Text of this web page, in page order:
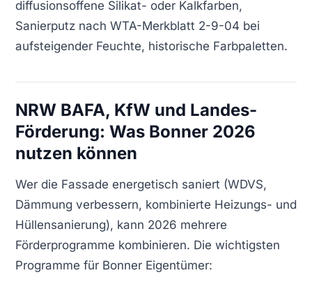
diffusionsoffene Silikat- oder Kalkfarben,
Sanierputz nach WTA-Merkblatt 2-9-04 bei
aufsteigender Feuchte, historische Farbpaletten.
NRW BAFA, KfW und Landes-
Förderung: Was Bonner 2026
nutzen können
Wer die Fassade energetisch saniert (WDVS,
Dämmung verbessern, kombinierte Heizungs- und
Hüllensanierung), kann 2026 mehrere
Förderprogramme kombinieren. Die wichtigsten
Programme für Bonner Eigentümer: